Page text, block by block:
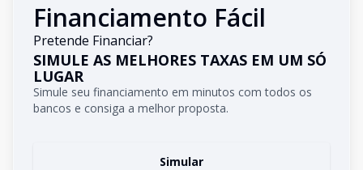
Financiamento Fácil
Pretende Financiar?
SIMULE AS MELHORES TAXAS EM UM SÓ
LUGAR
Simule seu financiamento em minutos com todos os
bancos e consiga a melhor proposta.
Simular